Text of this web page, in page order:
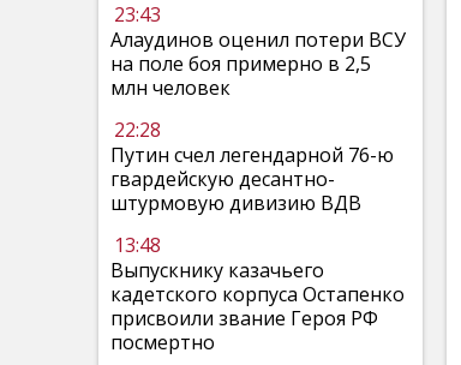
23:43
Алаудинов оценил потери ВСУ
на поле боя примерно в 2,5
млн человек
22:28
Путин счел легендарной 76-ю
гвардейскую десантно-
штурмовую дивизию ВДВ
13:48
Выпускнику казачьего
кадетского корпуса Остапенко
присвоили звание Героя РФ
посмертно